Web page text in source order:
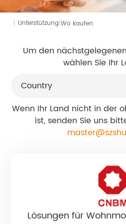
| Unterstützung|Wo kaufen
Um den
wählen Sie Ihr
Wenn Ihr Land nicht in der
ist, senden Sie uns
Lösungen für